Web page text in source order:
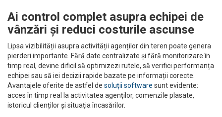
Ai control complet asupra echipei de
vânzări și reduci costurile ascunse
Lipsa vizibilității asupra activității agenților din teren poate genera
pierderi importante. Fără date centralizate și fără monitorizare în
timp real, devine dificil să optimizezi rutele, să verifici performanța
echipei sau să iei decizii rapide bazate pe informații corecte.
Avantajele oferite de astfel de soluții software sunt evidente:
acces în timp real la activitatea agenților, comenzile plasate,
istoricul clienților și situația încasărilor.